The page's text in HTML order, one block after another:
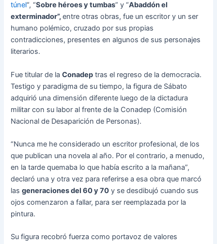
túnel“, “Sobre héroes y tumbas” y “Abaddón el
exterminador”,entre otras obras, fue un escritor y un ser
humano polémico, cruzado por sus propias
contradicciones, presentes en algunos de sus personajes
literarios.
Fue titular de laConadep tras el regreso de la democracia.
Testigo y paradigma de su tiempo, la figura de Sábato
adquirió una dimensión diferente luego de la dictadura
militar con su labor al frente de la Conadep (Comisión
Nacional de Desaparición de Personas).
“Nunca me he considerado un escritor profesional, de los
que publican una novela al año. Por el contrario, a menudo,
en la tarde quemaba lo que había escrito a la mañana”,
declaró una y otra vez para referirse a esa obra que marcó
lasgeneraciones del 60 y 70 y se desdibujó cuando sus
ojos comenzaron a fallar, para ser reemplazada por la
pintura.
Su figura recobró fuerza como portavoz de valores